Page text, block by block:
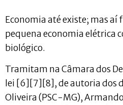
Economia até existe; mas aí
pequena economia elétrica
biológico.
Tramitam na Câmara dos
lei [6][7][8], de autoria dos
Oliveira (PSC-MG),